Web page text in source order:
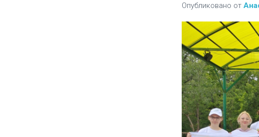
Опубликовано от